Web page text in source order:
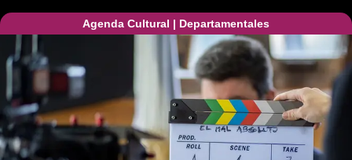
Agenda Cultural | Departamentales